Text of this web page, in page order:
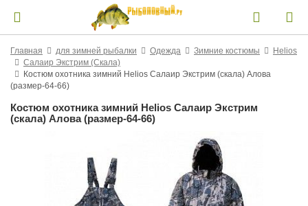
Главная для зимней рыбалки Одежда Зимние костюмы
Helios
Салаир Экстрим (Скала)
Костюм охотника зимний Helios Салаир Экстрим (скала) Алова
(размер-64-66)
Костюм охотника зимний Helios Салаир Экстрим
(скала) Алова (размер-64-66)